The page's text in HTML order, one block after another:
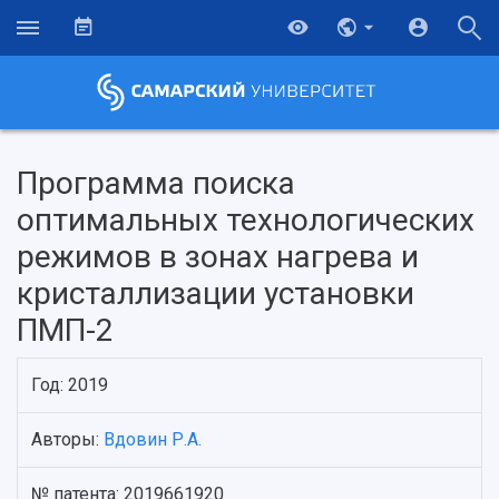
Об университете
Новости
Образование
Научно-исследовательская деятельность
Программа поиска
оптимальных технологических
режимов в зонах нагрева и
кристаллизации установки
ПМП-2
Год: 2019
Авторы: Вдовин Р.А.
№ патента: 2019661920